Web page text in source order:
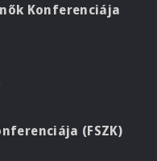
Konferenciája
(FSZK)